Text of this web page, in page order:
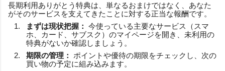
長期利用ありがとう特典は、単なるおまけではなく、あなた
がそのサービスを支えてきたことに対する正当な報酬です。
まずは現状把握： 今使っている主要なサービス（スマ
ホ、カード、サブスク）のマイページを開き、未利用の
特典がないか確認しましょう。
期限の管理：
ポイントや優待の期限をチェックし、次の
買い物の予定に組み込みます。